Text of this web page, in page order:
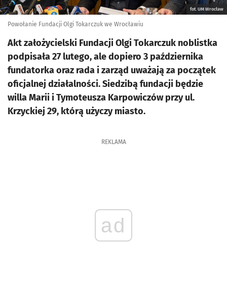
fot. UM Wrocław
Powołanie Fundacji Olgi Tokarczuk we Wrocławiu
Akt założycielski Fundacji Olgi Tokarczuk noblistka
podpisała 27 lutego, ale dopiero 3 października
fundatorka oraz rada i zarząd uważają za początek
oficjalnej działalności. Siedzibą fundacji będzie
willa Marii i Tymoteusza Karpowiczów przy ul.
Krzyckiej 29, którą użyczy miasto.
REKLAMA
ad